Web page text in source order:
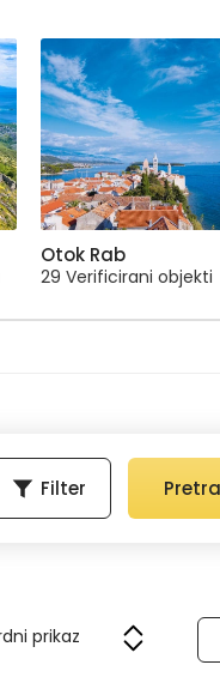
Otok Rab
29 Verificirani objekti
Filter